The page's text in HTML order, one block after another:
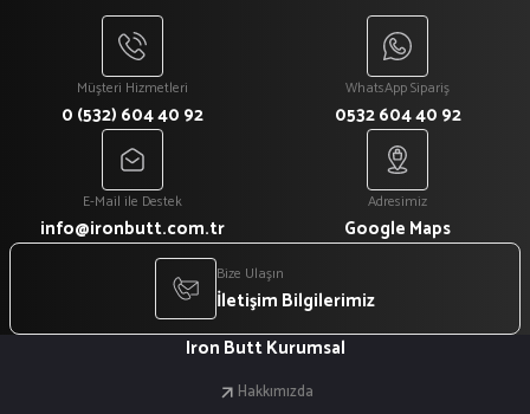
Müşteri Hizmetleri
0 (532) 604 40 92
WhatsApp Sipariş
0532 604 40 92
E-Mail ile Destek
info@ironbutt.com.tr
Adresimiz
Google Maps
Bize Ulaşın
İletişim Bilgilerimiz
Iron Butt Kurumsal
Hakkımızda